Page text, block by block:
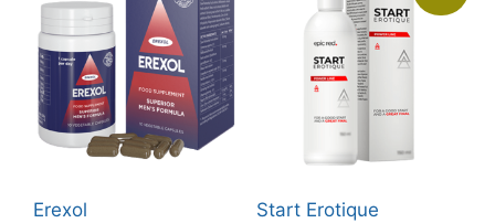
Erexol Start Erotique